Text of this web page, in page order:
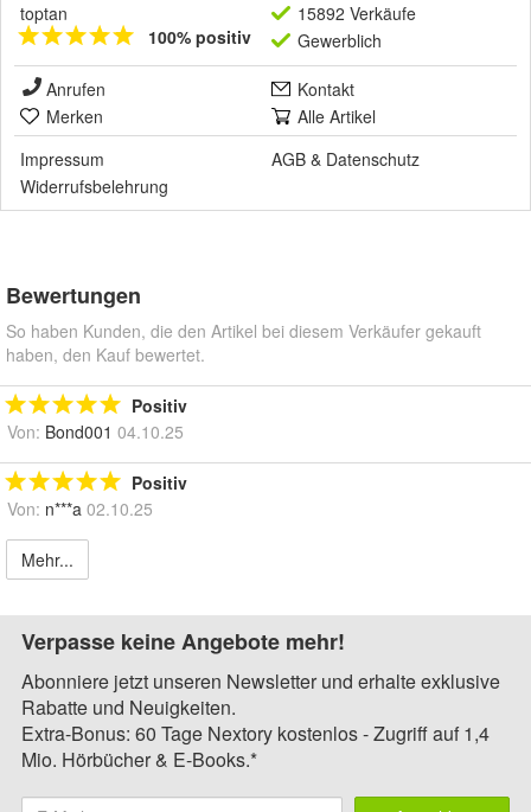
toptan
100% positiv
15892 Verkäufe
Gewerblich
Anrufen
Kontakt
Merken
Alle Artikel
Impressum
AGB & Datenschutz
Widerrufsbelehrung
Bewertungen
So haben Kunden, die den Artikel bei diesem Verkäufer gekauft
haben, den Kauf bewertet.
Positiv
Von: Bond001 04.10.25
Positiv
Von: n***a 02.10.25
Mehr...
Verpasse keine Angebote mehr!
Abonniere jetzt unseren Newsletter und erhalte exklusive
Rabatte und Neuigkeiten.
Extra-Bonus: 60 Tage Nextory kostenlos - Zugriff auf 1,4
Mio. Hörbücher & E-Books.*